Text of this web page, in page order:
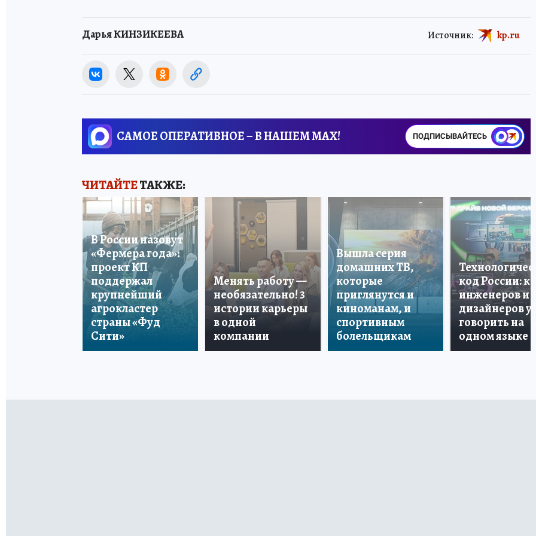
Дарья КИНЗИКЕЕВА Источник: kp.ru
САМОЕ ОПЕРАТИВНОЕ – В НАШЕМ MAX! ПОДПИСЫВАЙТЕСЬ
ЧИТАЙТЕТАКЖЕ:
В России назовут
«Фермера года»:
проект КП
поддержал
крупнейший
агрокластер
страны «Фуд
Сити»
Менять работу —
необязательно! 3
истории карьеры
в одной
компании
Вышла серия
домашних ТВ,
которые
приглянутся и
киноманам, и
спортивным
болельщикам
код России: как
инженеров и
дизайнеров
говорить на
одном языке